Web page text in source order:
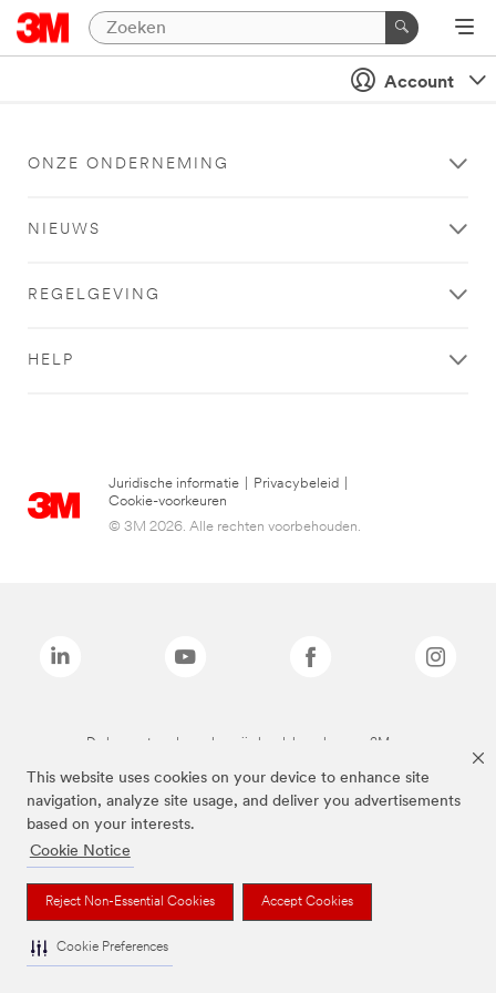
This website uses cookies on your device to enhance site
navigation, analyze site usage, and deliver you advertisements
based on your interests.
Cookie Notice
Reject Non-Essential Cookies Accept Cookies
Cookie Preferences
Account
ONZE ONDERNEMING
NIEUWS
REGELGEVING
HELP
Juridische informatie Privacybeleid
Cookie-voorkeuren
© 3M 2026. Alle rechten voorbehouden.
De bovenstaande merken zijn handelsmerken van 3M.we